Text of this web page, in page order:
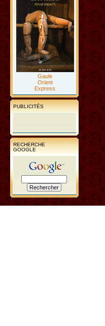
Gaule
Orient
Express
PUBLICITÉS
RECHERCHE
GOOGLE